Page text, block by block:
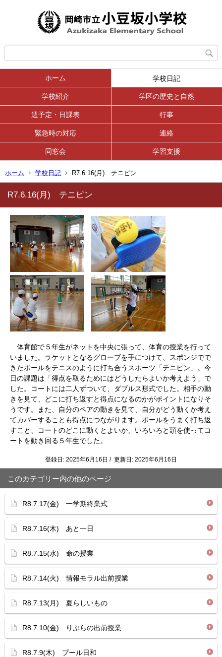
ホーム 学校日記
学校紹介 学区の歴史と自然
週予定・日課表 行事
緊急時の対応 連絡
同窓会 学習支援
ホーム 学校日記 R7.6.16(月) テニピン
R7.6.16(月) テニピン
体育館で５年生がネットを中央に張って、体育の授業を行って
いました。ラケットとなるグローブを手につけて、スポンジでで
きたボールをテニスのように打ち合うスポーツ「テニピン」。今
日の課題は「得点を取るためにはどうしたらよいか考えよう」で
した。コートには二人ずついて、ダブルス形式でした。相手の動
きを見て、どこに打ち返すと得点になるのかがポイントになりそ
うです。また、自分のペアの動きを見て、自分がどう動くか考え
てカバーすることも得点につながります。ボールをうまく打ち返
すこと、コートのどこに動くとよいか、いろいろと頭を使ってコ
ートを動き回る５年生でした。
登録日: 2025年6月16日 / 更新日: 2025年6月16日
このカテゴリー内の他のページ
R8.7.17(金) 一学期終業式
R8.7.16(木) あと一日
R8.7.15(水) 命の授業
R8.7.14(火) 情報モラル出前授業
R8.7.13(月) 夏らしいもの
R8.7.10(金) りぶらの出前授業
R8.7.9(木) プール日和